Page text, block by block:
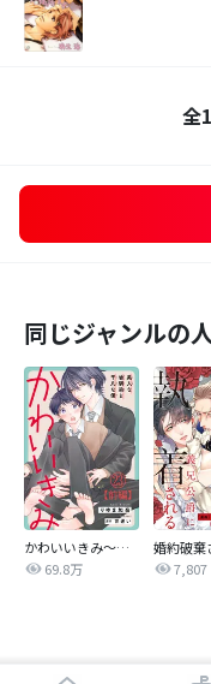
全
同じジャンルの
かわいいきみ～美人な幼馴染と平凡な僕～
69.8万
7,807